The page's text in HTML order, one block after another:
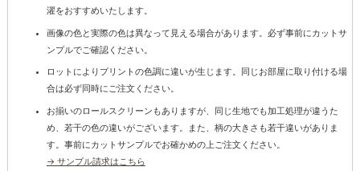
濯をおすすめいたします。
画像の色と実際の色は異なって見える場合があります。必ず事前にカットサ
ンプルでご確認ください。
ロットによりプリントの色調に違いが生じます。同じお部屋に取り付ける場
合は必ず同時にご注文ください。
お揃いのロールスクリーンもありますが、同じ生地でも加工処理が違うた
め、若干の色の違いがございます。また、柄の大きさも若干違いがありま
す。事前にカットサンプルでお確かめの上ご注文ください。
→ サンプル請求はこちら